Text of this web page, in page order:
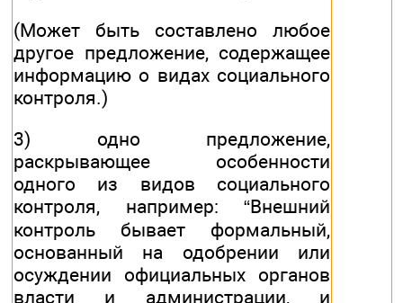
(Может быть составлено любое
другое предложение, содержащее
информацию о видах социального
контроля.)
3) одно предложение,
раскрывающее особенности
одного из видов социального
контроля, например: “Внешний
контроль бывает формальный,
основанный на одобрении или
осуждении официальных органов
власти и администрации, и